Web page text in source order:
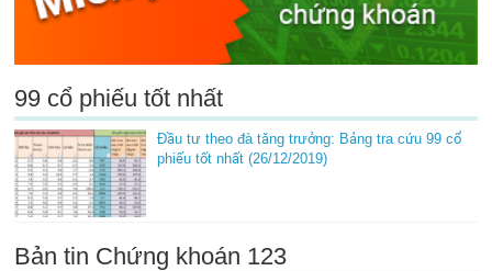
99 cổ phiếu tốt nhất
Đầu tư theo đà tăng trưởng: Bảng tra cứu 99 cổ
phiếu tốt nhất (26/12/2019)
Bản tin Chứng khoán 123